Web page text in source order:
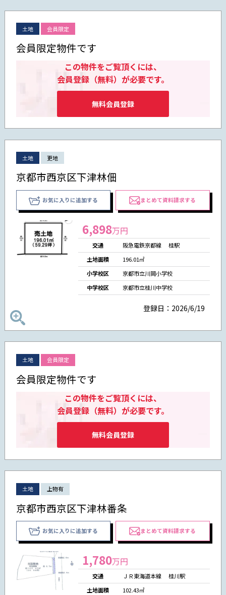
土地 会員限定
会員限定物件です
この物件をご覧頂くには、
会員登録（無料）が必要です。
無料会員登録
土地 更地
京都市西京区下津林佃
お気に入りに追加する まとめて資料請求する
6,898万円
交通
阪急電鉄京都線 桂駅
土地面積
196.01㎡
小学校区
京都市立川岡小学校
中学校区
京都市立桂川中学校
登録日：2026/6/19
土地 会員限定
会員限定物件です
この物件をご覧頂くには、
会員登録（無料）が必要です。
無料会員登録
土地 上物有
京都市西京区下津林番条
お気に入りに追加する まとめて資料請求する
1,780万円
交通
ＪＲ東海道本線 桂川駅
土地面積
102.43㎡